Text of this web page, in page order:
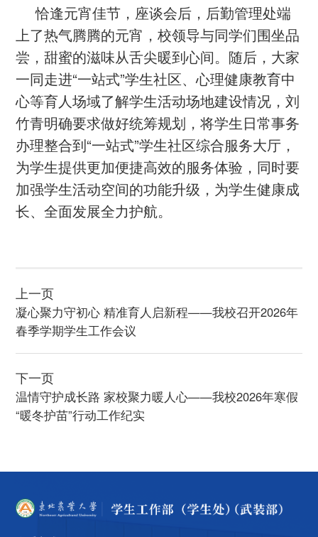
恰逢元宵佳节，座谈会后，后勤管理处端
上了热气腾腾的元宵，校领导与同学们围坐品
尝，甜蜜的滋味从舌尖暖到心间。随后，大家
一同走进“一站式”学生社区、心理健康教育中
心等育人场域了解学生活动场地建设情况，刘
竹青明确要求做好统筹规划，将学生日常事务
办理整合到“一站式”学生社区综合服务大厅，
为学生提供更加便捷高效的服务体验，同时要
加强学生活动空间的功能升级，为学生健康成
长、全面发展全力护航。
上一页
凝心聚力守初心 精准育人启新程——我校召开2026年
春季学期学生工作会议
下一页
温情守护成长路 家校聚力暖人心——我校2026年寒假
“暖冬护苗”行动工作纪实